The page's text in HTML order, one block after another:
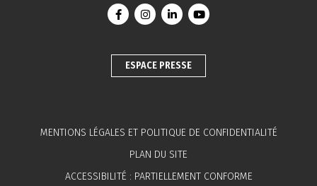
Lien vers le compte Facebook
Lien vers le compte Instagram
Lien vers le compte Linkedin
Lien vers la chaîne
ESPACE PRESSE
MENTIONS LÉGALES ET POLITIQUE DE CONFIDENTIALITÉ
PLAN DU SITE
ACCESSIBILITÉ : PARTIELLEMENT CONFORME